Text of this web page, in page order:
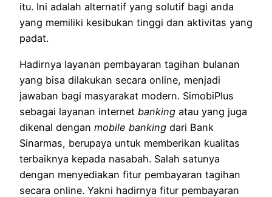
itu. Ini adalah alternatif yang solutif bagi anda
yang memiliki kesibukan tinggi dan aktivitas yang
padat.
Hadirnya layanan pembayaran tagihan bulanan
yang bisa dilakukan secara online, menjadi
jawaban bagi masyarakat modern. SimobiPlus
sebagai layanan internet banking atau yang juga
dikenal dengan mobile banking dari Bank
Sinarmas, berupaya untuk memberikan kualitas
terbaiknya kepada nasabah. Salah satunya
dengan menyediakan fitur pembayaran tagihan
secara online. Yakni hadirnya fitur pembayaran